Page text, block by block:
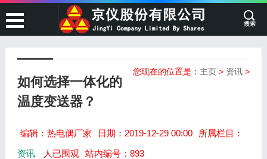
您现在的位置是： 主页 > 资讯 >
如何选择一体化的
温度变送器？
编辑：热电偶厂家 日期：2019-12-29 00:00
所属栏目：
资讯
人已围观 站内编号：893